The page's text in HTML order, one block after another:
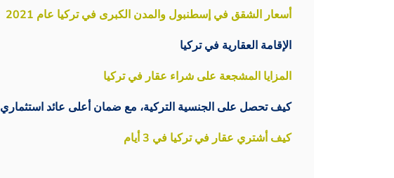
أسعار الشقق في إسطنبول والمدن الكبرى في تركيا عام 2021
الإقامة العقارية في تركيا
المزايا المشجعة على شراء عقار في تركيا
كيف تحصل على الجنسية التركية، مع ضمان أعلى عائد استثماري
كيف أشتري عقار في تركيا في 3 أيام